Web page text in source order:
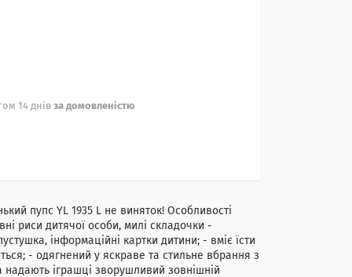
14 днів за домовленістю
пупс YL 1935 L не виняток! Особливості
риси дитячої особи, милі складочки -
інформаційні картки дитини; - вміє їсти
- одягнений у яскраве та стильне вбрання з
іграшці зворушливий зовнішній